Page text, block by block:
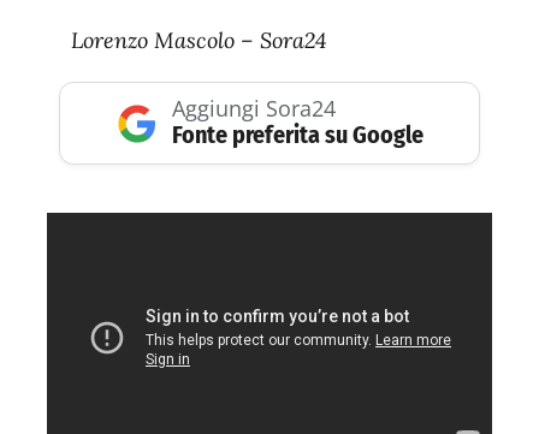
Lorenzo Mascolo – Sora24
Aggiungi Sora24
Fonte preferita su Google